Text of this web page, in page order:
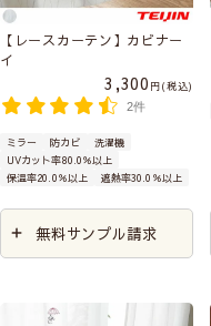
【レースカーテン】カビナー
イ
3,300
税込
2件
ミラー 防カビ
洗濯機
UVカット率80.0％以上
保温率20.0％以上
遮熱率30.0％以上
無料サンプル請求